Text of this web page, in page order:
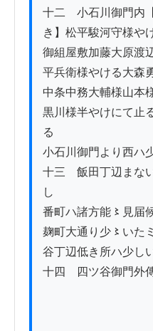
十二　小石川御門内
き】松平駿河守様や
御組屋敷加藤大原渡
平兵衛様やける大森
中条中務大輔様山本
黒川様半やけにて止
る
小石川御門より西ハ
十三　飯田丁辺まな
し
番町ハ諸方能〻見届
麹町大通り少〻いた
谷丁辺低き所ハ少し
十四　四ツ谷御門外